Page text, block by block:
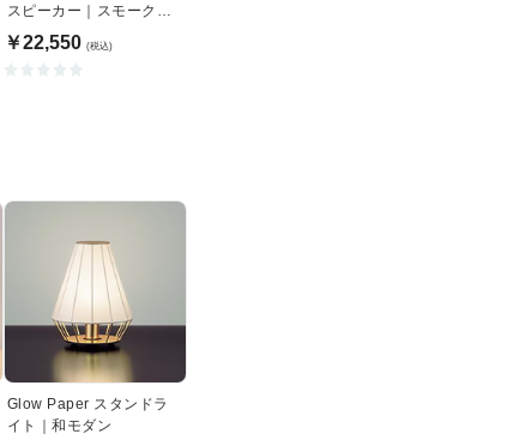
スピーカー｜スモークグ
リーン
￥22,550 (税込)
Glow Paper スタンドラ
イト｜和モダン